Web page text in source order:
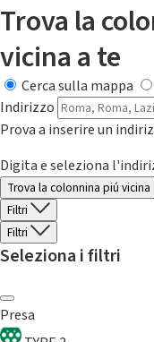
Trova la
vicina a te
Cerca sulla mappa
Indirizzo
Prova a inserire un
Digita e seleziona
Trova la colonnina piú vicina
Filtri
Filtri
Seleziona i filtri
Presa